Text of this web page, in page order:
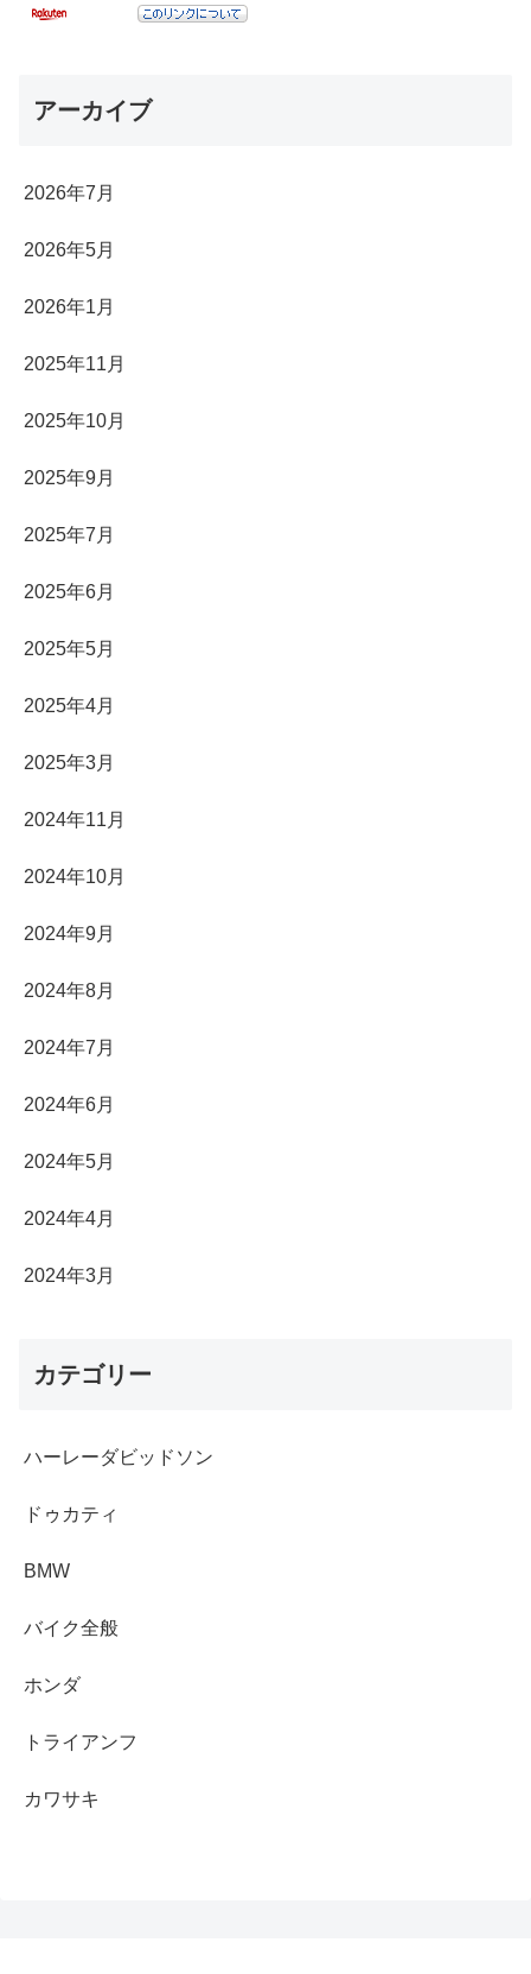
アーカイブ
2026年7月
2026年5月
2026年1月
2025年11月
2025年10月
2025年9月
2025年7月
2025年6月
2025年5月
2025年4月
2025年3月
2024年11月
2024年10月
2024年9月
2024年8月
2024年7月
2024年6月
2024年5月
2024年4月
2024年3月
カテゴリー
ハーレーダビッドソン
ドゥカティ
BMW
バイク全般
ホンダ
トライアンフ
カワサキ